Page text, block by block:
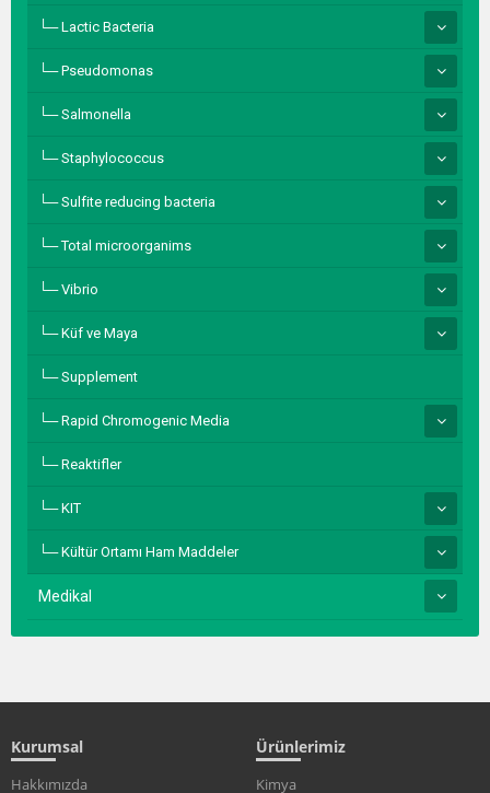
Lactic Bacteria
Pseudomonas
Salmonella
Staphylococcus
Sulfite reducing bacteria
Total microorganims
Vibrio
Küf ve Maya
Supplement
Rapid Chromogenic Media
Reaktifler
KIT
Kültür Ortamı Ham Maddeler
Medikal
Kurumsal
Hakkımızda
Ürünlerimiz
Kimya